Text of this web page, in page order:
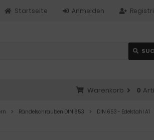
Anmelden
Startseite
Warenkorb 0
Rändelschrauben DIN 653
DIN 653 - Edelstahl A1